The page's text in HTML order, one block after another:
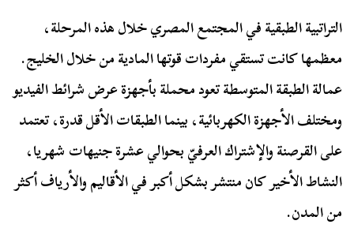
التراتبية الطبقية في المجتمع المصري خلال هذه المرحلة،
معظمها كانت تستقي مفردات قوتها المادية من خلال الخليج.
عمالة الطبقة المتوسطة تعود محملة بأجهزة عرض شرائط الفيديو
ومختلف الأجهزة الكهربائية، بينما الطبقات الأقل قدرة، تعتمد
على القرصنة والإشتراك العرفيّ بحوالي عشرة جنيهات شهريا،
النشاط الأخير كان منتشر بشكل أكبر في الأقاليم والأرياف أكثر
من المدن.